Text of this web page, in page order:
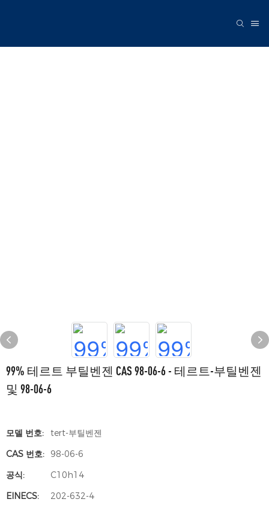
99% 테르트 부틸벤젠 CAS 98-06-6 - 테르트-부틸벤젠
및 98-06-6
모델 번호:
tert-부틸벤젠
CAS 번호:
98-06-6
공식:
C10h14
EINECS:
202-632-4